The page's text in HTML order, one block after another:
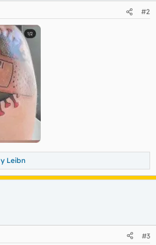
#2
y Leibn
#3